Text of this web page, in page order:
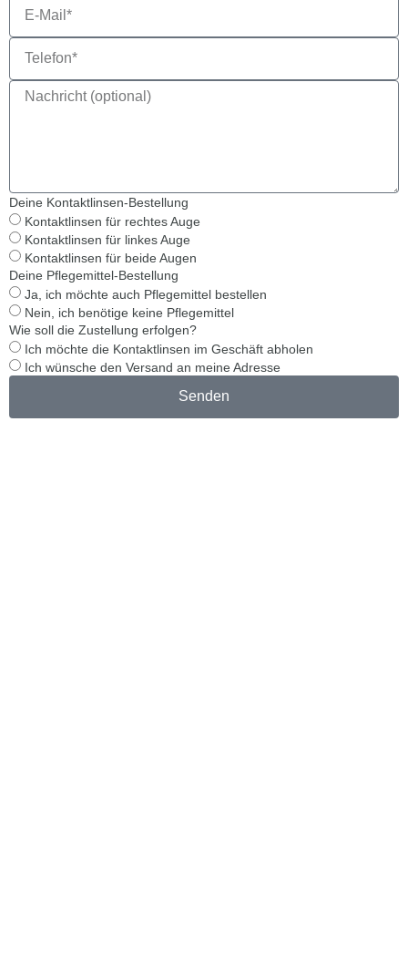
Deine Kontaktlinsen-Bestellung
Kontaktlinsen für rechtes Auge
Kontaktlinsen für linkes Auge
Kontaktlinsen für beide Augen
Deine Pflegemittel-Bestellung
Ja, ich möchte auch Pflegemittel bestellen
Nein, ich benötige keine Pflegemittel
Wie soll die Zustellung erfolgen?
Ich möchte die Kontaktlinsen im Geschäft abholen
Ich wünsche den Versand an meine Adresse
Senden